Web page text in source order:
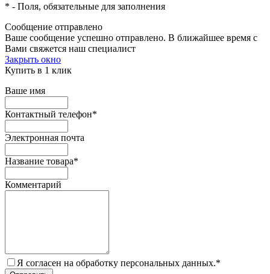
* - Поля, обязательные для заполнения
Сообщение отправлено
Ваше сообщение успешно отправлено. В ближайшее время с
Вами свяжется наш специалист
Закрыть окно
Купить в 1 клик
Ваше имя
Контактный телефон*
Электронная почта
Название товара*
Комментарий
Я согласен на обработку персональных данных.*